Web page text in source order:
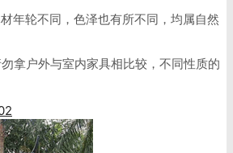
年轮不同，色泽也有所不同，均属自然
拿户外与室内家具相比较，不同性质的